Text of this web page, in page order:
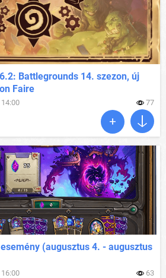
Battlegrounds 14. szezon, új
Faire
77
(augusztus 4. - augusztus
63